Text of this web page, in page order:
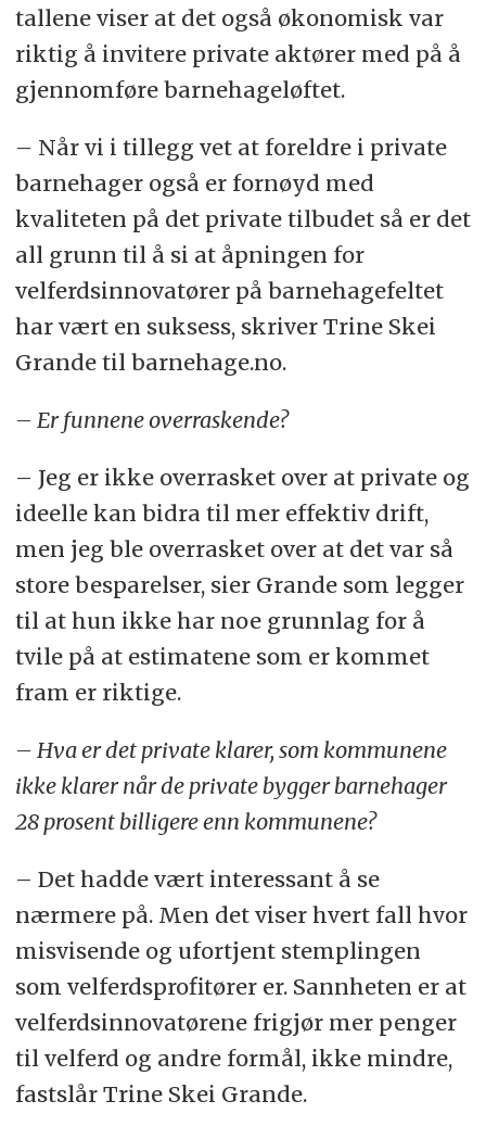
tallene viser at det også økonomisk var
riktig å invitere private aktører med på å
gjennomføre barnehageløftet.
– Når vi i tillegg vet at foreldre i private
barnehager også er fornøyd med
kvaliteten på det private tilbudet så er det
all grunn til å si at åpningen for
velferdsinnovatører på barnehagefeltet
har vært en suksess, skriver Trine Skei
Grande til barnehage.no.
– Er funnene overraskende?
– Jeg er ikke overrasket over at private og
ideelle kan bidra til mer effektiv drift,
men jeg ble overrasket over at det var så
store besparelser, sier Grande som legger
til at hun ikke har noe grunnlag for å
tvile på at estimatene som er kommet
fram er riktige.
– Hva er det private klarer, som kommunene
ikke klarer når de private bygger barnehager
28 prosent billigere enn kommunene?
– Det hadde vært interessant å se
nærmere på. Men det viser hvert fall hvor
misvisende og ufortjent stemplingen
som velferdsprofitører er. Sannheten er at
velferdsinnovatørene frigjør mer penger
til velferd og andre formål, ikke mindre,
fastslår Trine Skei Grande.